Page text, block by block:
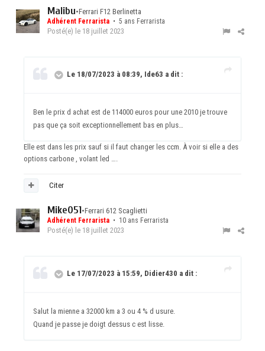
Malibu•Ferrari F12 Berlinetta
Adhérent Ferrarista • 5 ans Ferrarista
Posté(e) le 18 juillet 2023
Le 18/07/2023 à 08:39, Ide63 a dit :
Ben le prix d achat est de 114000 euros pour une 2010 je trouve
pas que ça soit exceptionnellement bas en plus…
Elle est dans les prix sauf si il faut changer les ccm. À voir si elle a des
options carbone , volant led ….
Citer
Mike051•Ferrari 612 Scaglietti
Adhérent Ferrarista • 10 ans Ferrarista
Posté(e) le 18 juillet 2023
Le 17/07/2023 à 15:59, Didier430 a dit :
Salut la mienne a 32000 km a 3 ou 4 % d usure.
Quand je passe je doigt dessus c est lisse.